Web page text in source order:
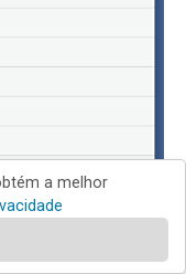
a melhor